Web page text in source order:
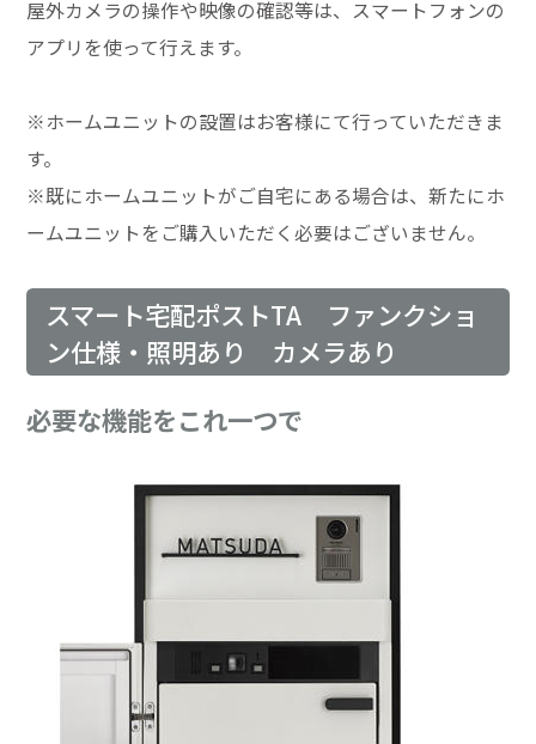
屋外カメラの操作や映像の確認等は、スマートフォンの
アプリを使って行えます。
※ホームユニットの設置はお客様にて行っていただきま
す。
※既にホームユニットがご自宅にある場合は、新たにホ
ームユニットをご購入いただく必要はございません。
スマート宅配ポストTA ファンクショ
ン仕様・照明あり カメラあり
必要な機能をこれ一つで